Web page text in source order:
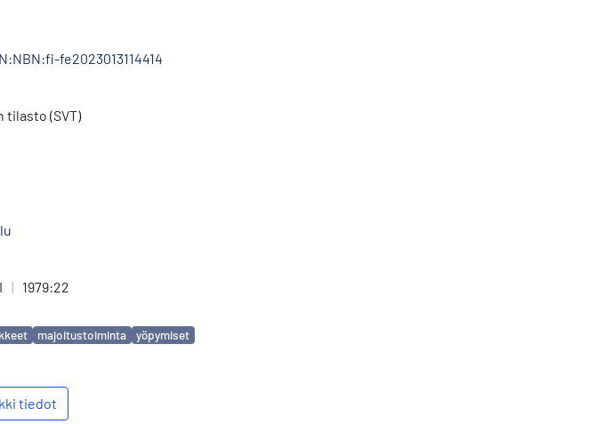
fe2023013114414
tilasto (SVT)
| 1979:22
majoitustoiminta yöpymiset
tiedot